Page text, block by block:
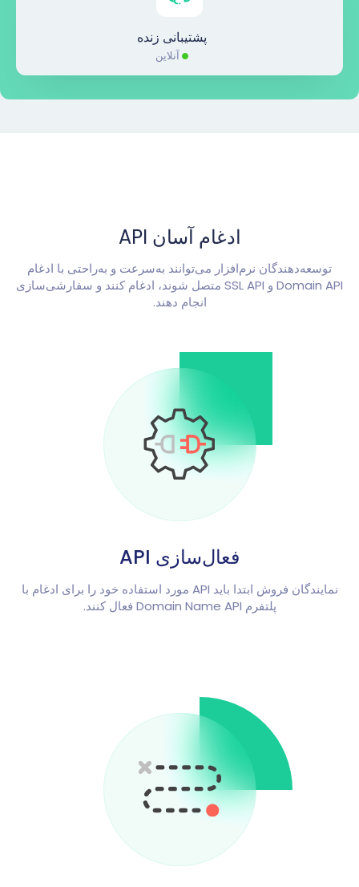
پشتیبانی زنده
آنلاین
ادغام آسان API
توسعه‌دهندگان نرم‌افزار می‌توانند به‌سرعت و به‌راحتی با ادغام
Domain API و SSL API متصل شوند، ادغام کنند و سفارشی‌سازی
انجام دهند.
فعال‌سازی API
نمایندگان فروش ابتدا باید API مورد استفاده خود را برای ادغام با
پلتفرم Domain Name API فعال کنند.